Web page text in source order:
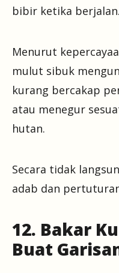
bibir ketika berjalan.
Menurut
mulut sibuk
kurang bercakap
atau menegur
hutan.
Secara tidak
adab dan
12. Bakar
Buat